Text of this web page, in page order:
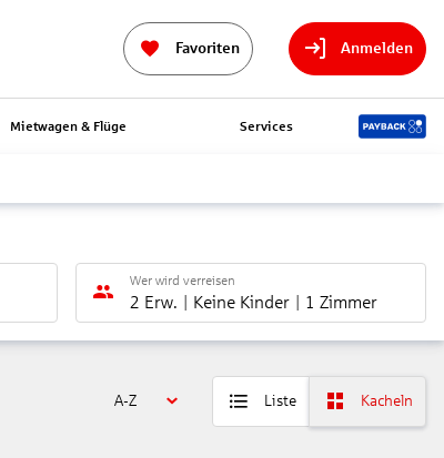
Favoriten Anmelden
Mietwagen & Flüge Services
Wer wird verreisen
2 Erw. Keine Kinder 1 Zimmer
A-Z Liste Kacheln